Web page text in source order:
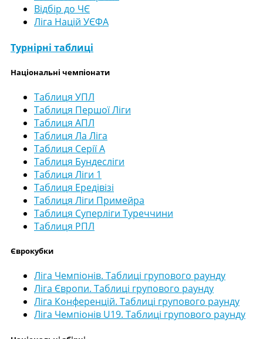
Відбір до ЧЄ
Ліга Націй УЄФА
Турнірні таблиці
Національні чемпіонати
Таблиця УПЛ
Таблиця Першої Ліги
Таблиця АПЛ
Таблиця Ла Ліга
Таблиця Серії А
Таблиця Бундесліги
Таблиця Ліги 1
Таблиця Ередівізі
Таблиця Ліги Примейра
Таблиця Суперліги Туреччини
Таблиця РПЛ
Єврокубки
Ліга Чемпіонів. Таблиці групового раунду
Ліга Європи. Таблиці групового раунду
Ліга Конференцій. Таблиці групового раунду
Ліга Чемпіонів U19. Таблиці групового раунду